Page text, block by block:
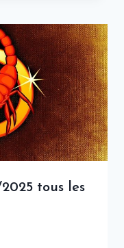
tous les